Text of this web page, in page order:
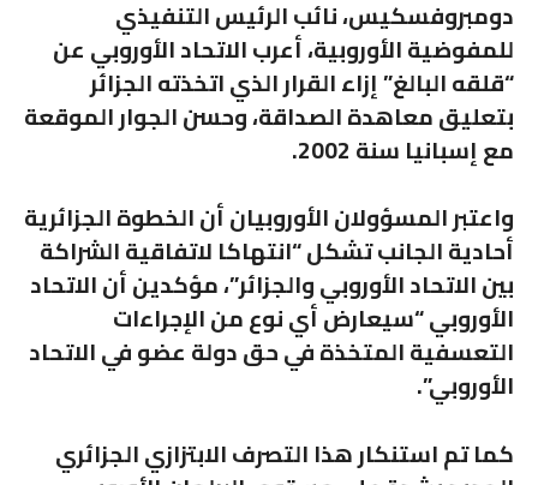
دومبروفسكيس، نائب الرئيس التنفيذي
للمفوضية الأوروبية، أعرب الاتحاد الأوروبي عن
“قلقه البالغ” إزاء القرار الذي اتخذته الجزائر
بتعليق معاهدة الصداقة، وحسن الجوار الموقعة
مع إسبانيا سنة 2002.
واعتبر المسؤولان الأوروبيان أن الخطوة الجزائرية
أحادية الجانب تشكل “انتهاكا لاتفاقية الشراكة
بين الاتحاد الأوروبي والجزائر”، مؤكدين أن الاتحاد
الأوروبي “سيعارض أي نوع من الإجراءات
التعسفية المتخذة في حق دولة عضو في الاتحاد
الأوروبي”.
كما تم استنكار هذا التصرف الابتزازي الجزائري